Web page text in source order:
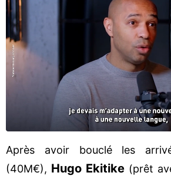
Après avoir bouclé les
(40M€), Hugo Ekitike (prêt